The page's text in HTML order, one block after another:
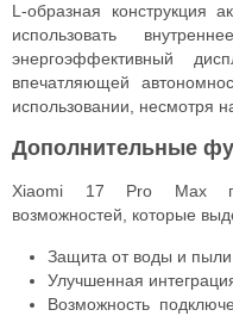
L-образная конструкция
использовать
энергоэффективный
впечатляющей
использовании, несмотря
Дополнительные
Xiaomi 17 Pro Max
возможностей, которые
Защита от воды и пыли
Улучшенная
Возможность